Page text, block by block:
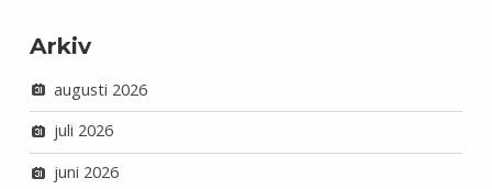
Arkiv
augusti 2026
juli 2026
juni 2026